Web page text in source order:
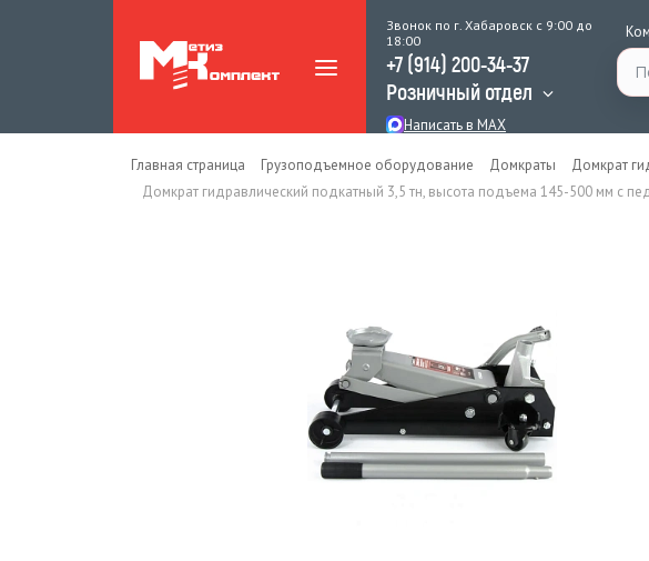
Звонок по г. Хабаровск с 9:00 до
18:00
+7 (914) 200-34-37
Розничный отдел
Написать в MAX
Главная страница Грузоподъемное оборудование Домкраты
Домкрат
Домкрат гидравлический подкатный 3,5 тн, высота подъема 145-500 мм с